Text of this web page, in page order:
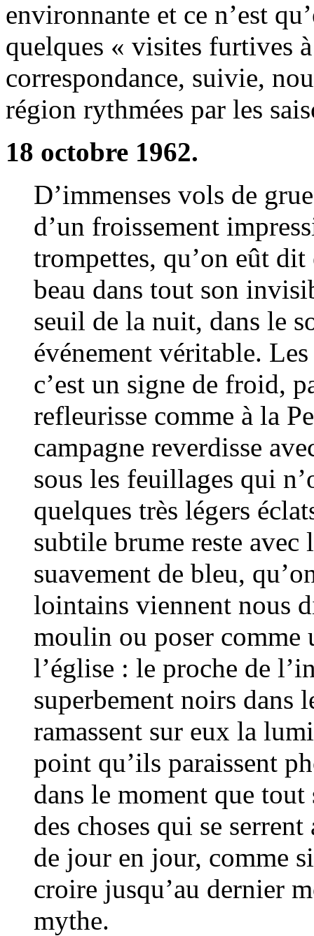
environnante et ce n’est
quelques « visites furtives
correspondance, suivie,
région rythmées par les
18 octobre 1962.
D’immenses vols de
d’un froissement
trompettes, qu’on eût dit
beau dans tout son
seuil de la nuit, dans le
événement véritable.
c’est un signe de froid,
refleurisse comme à la
campagne reverdisse
sous les feuillages qui
quelques très légers
subtile brume reste avec
suavement de bleu,
lointains viennent nous
moulin ou poser comme
l’église : le proche de
superbement noirs dans
ramassent sur eux la
point qu’ils paraissent
dans le moment que
des choses qui se
de jour en jour, comme
croire jusqu’au dernier
mythe.